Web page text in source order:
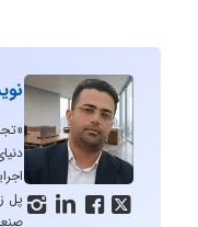
   
پل